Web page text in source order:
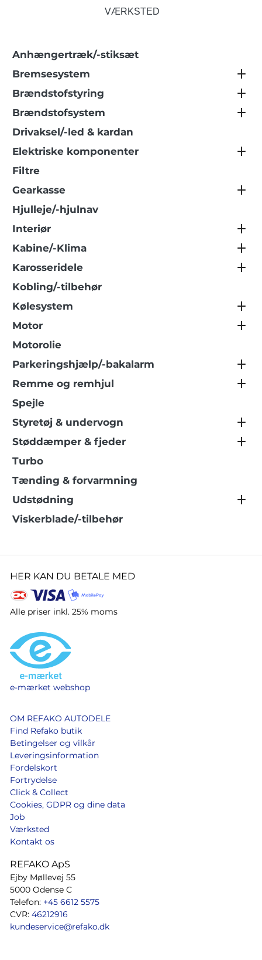
VÆRKSTED
Anhængertræk/-stiksæt
Bremsesystem
Brændstofstyring
Brændstofsystem
Drivaksel/-led & kardan
Elektriske komponenter
Filtre
Gearkasse
Hjulleje/-hjulnav
Interiør
Kabine/-Klima
Karosseridele
Kobling/-tilbehør
Kølesystem
Motor
Motorolie
Parkeringshjælp/-bakalarm
Remme og remhjul
Spejle
Styretøj & undervogn
Støddæmper & fjeder
Turbo
Tænding & forvarmning
Udstødning
Viskerblade/-tilbehør
HER KAN DU BETALE MED
Alle priser inkl. 25% moms
e-mærket webshop
OM REFAKO AUTODELE
Find Refako butik
Betingelser og vilkår
Leveringsinformation
Fordelskort
Fortrydelse
Click & Collect
Cookies, GDPR og dine data
Job
Værksted
Kontakt os
REFAKO ApS
Ejby Møllevej 55
5000 Odense C
Telefon: +45 6612 5575
CVR: 46212916
kundeservice@refako.dk